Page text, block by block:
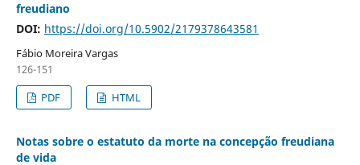
freudiano
DOI: https://doi.org/10.5902/2179378643581
Fábio Moreira Vargas
126-151
PDF
HTML
Notas sobre o estatuto da morte na concepção freudiana
de vida